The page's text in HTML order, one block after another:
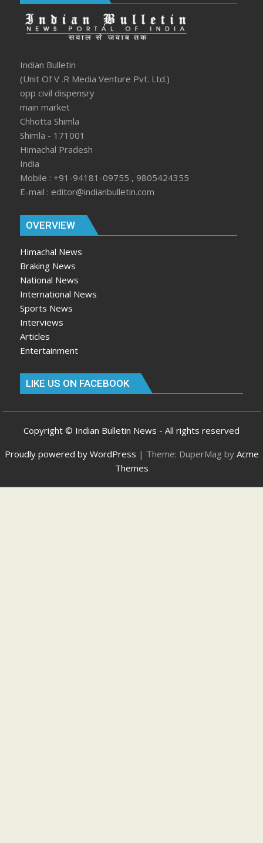
Indian Bulletin
(Unit Of V .R Media Venture Pvt. Ltd.)
opp civil dispensry
main market
Chhotta Shimla
Shimla - 171001
Himachal Pradesh
India
Mobile : +91-94181-09755 , 9805424355
E-mail : editor@indianbulletin.com
OVERVIEW
Himachal News
Braking News
National News
International News
Sports News
Interviews
Articles
Entertainment
LIKE US ON FACEBOOK
Copyright © Indian Bulletin News - All rights reserved
Proudly powered by WordPress | Theme: DuperMag by Acme
Themes